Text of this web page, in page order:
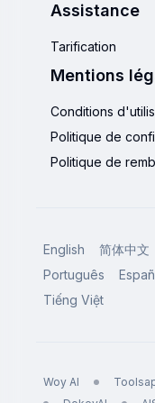
Assistance
Tarification
Mentions
Conditions
Politique de
Politique de
English 简体中文
Português
Tiếng Việt
Woy AI